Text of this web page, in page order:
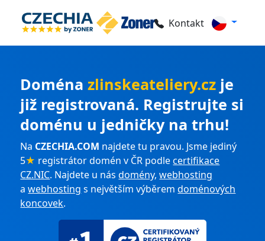
Kontakt
Doménazlinskeateliery.cz je
již registrovaná. Registrujte si
doménu u jedničky na trhu!
Na CZECHIA.COM najdete tu pravou. Jsme jediný
5★ registrátor domén v ČR podlecertifikace
CZ.NIC. Najdete u násdomény,webhosting
awebhosting s největším výběremdoménových
koncovek.